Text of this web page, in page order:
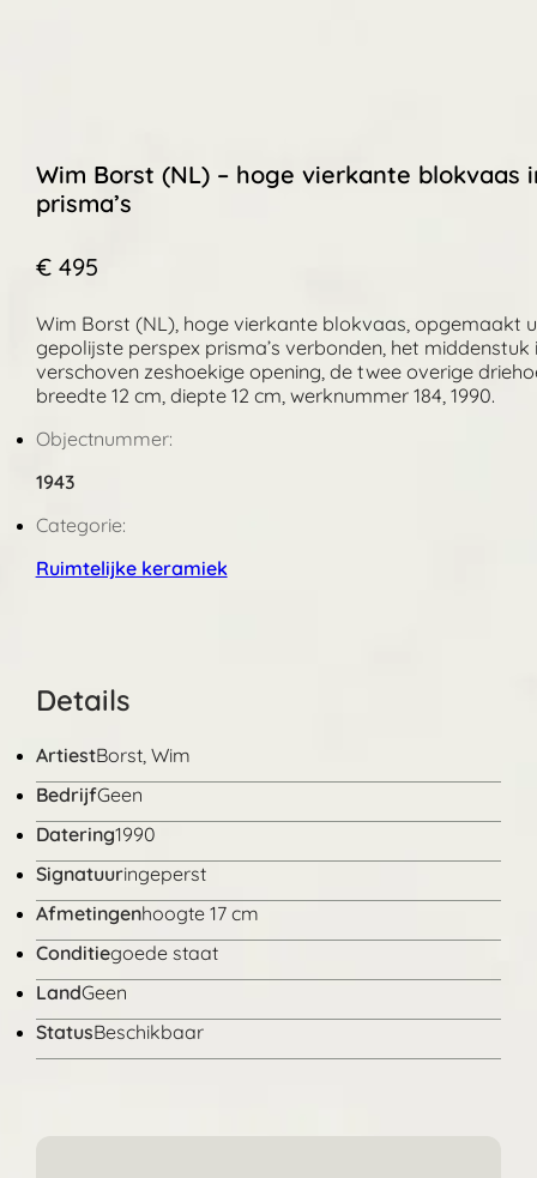
Wim Borst (NL) – hoge vierkante blokvaas
prisma’s
€ 495
Wim Borst (NL), hoge vierkante blokvaas, opgemaakt
gepolijste perspex prisma’s verbonden, het
verschoven zeshoekige opening, de twee overige
breedte 12 cm, diepte 12 cm, werknummer 184, 1990.
Objectnummer:
1943
Categorie:
Ruimtelijke keramiek
Details
ArtiestBorst, Wim
BedrijfGeen
Datering1990
Signatuuringeperst
Afmetingenhoogte 17 cm
Conditiegoede staat
LandGeen
StatusBeschikbaar